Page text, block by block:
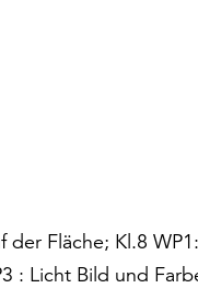
der Fläche; Kl.8 WP1:
: Licht Bild und